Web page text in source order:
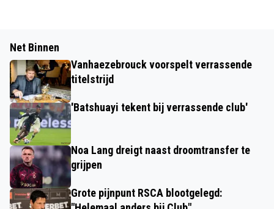
Net Binnen
Vanhaezebrouck voorspelt verrassende
titelstrijd
'Batshuayi tekent bij verrassende club'
Noa Lang dreigt naast droomtransfer te
grijpen
Grote pijnpunt RSCA blootgelegd: